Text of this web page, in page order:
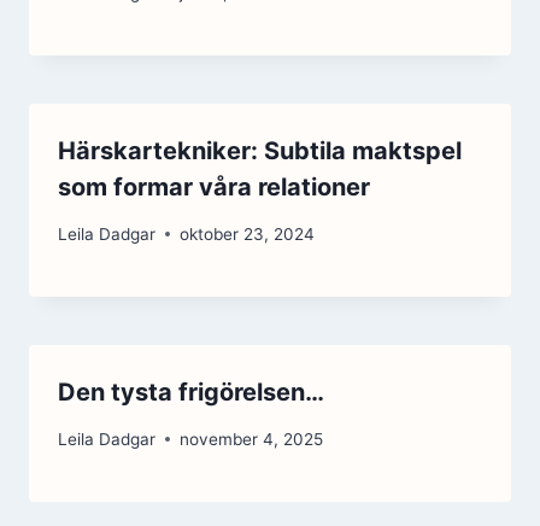
Härskartekniker: Subtila maktspel
som formar våra relationer
Leila Dadgar oktober 23, 2024
Den tysta frigörelsen…
Leila Dadgar november 4, 2025